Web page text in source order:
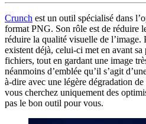
Crunch est un outil spécialisé dans
format PNG. Son rôle est de réduire
réduire la qualité visuelle de l’image.
existent déjà, celui-ci met en avant
fichiers, tout en gardant une image
néanmoins d’emblée qu’il s’agit
à-dire avec une légère dégradation
vous cherchez uniquement des
pas le bon outil pour vous.